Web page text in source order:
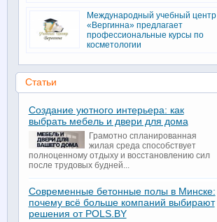
Международный учебный центр
«Вергинна» предлагает
профессиональные курсы по
косметологии
Статьи
Создание уютного интерьера: как
выбрать мебель и двери для дома
Грамотно спланированная
жилая среда способствует
полноценному отдыху и восстановлению сил
после трудовых будней...
Современные бетонные полы в Минске:
почему всё больше компаний выбирают
решения от POLS.BY